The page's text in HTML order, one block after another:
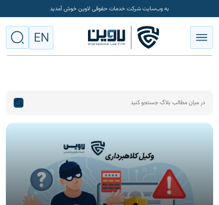
به وب‌سایت شرکت خدمات حقوقی لاوین خوش آمدید
EN